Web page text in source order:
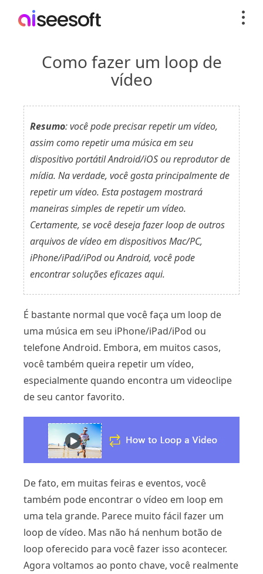
Como fazer um loop de
vídeo
Resumo: você pode precisar repetir um vídeo,
assim como repetir uma música em seu
dispositivo portátil Android/iOS ou reprodutor de
mídia. Na verdade, você gosta principalmente de
repetir um vídeo. Esta postagem mostrará
maneiras simples de repetir um vídeo.
Certamente, se você deseja fazer loop de outros
arquivos de vídeo em dispositivos Mac/PC,
iPhone/iPad/iPod ou Android, você pode
encontrar soluções eficazes aqui.
É bastante normal que você faça um loop de
uma música em seu iPhone/iPad/iPod ou
telefone Android. Embora, em muitos casos,
você também queira repetir um vídeo,
especialmente quando encontra um videoclipe
de seu cantor favorito.
De fato, em muitas feiras e eventos, você
também pode encontrar o vídeo em loop em
uma tela grande. Parece muito fácil fazer um
loop de vídeo. Mas não há nenhum botão de
loop oferecido para você fazer isso acontecer.
Agora voltamos ao ponto chave, você realmente